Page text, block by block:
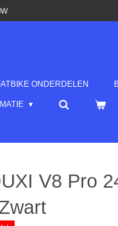
ONDERDELEN
V8 Pro